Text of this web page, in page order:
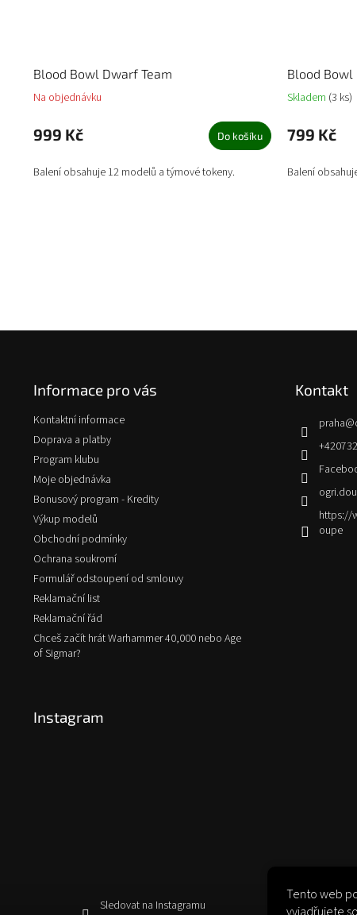
Tento web
Blood Bowl Dwarf Team
Na objednávku
999 Kč Do košíku
Balení obsahuje 12 modelů a týmové tokeny.
Blood Bowl
Skladem (3 ks)
799 Kč
Balení
Informace pro vás
Kontaktní informace
Doprava a platby
Program klubu
Moje objednávka
Bonusový program - Kredity
Výkup modelů
Obchodní podmínky
Ochrana soukromí
Formulář odstoupení od smlouvy
Reklamační list
Reklamační řád
Chceš začít hrát Warhammer 40,000 nebo Age
of Sigmar?
Kontakt
praha@
https://
oupe
Instagram
Sledovat na Instagramu